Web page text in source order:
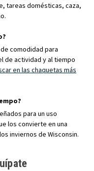
tareas domésticas, caza,
comodidad para
de actividad y al tiempo
en las chaquetas más
para un uso
los convierte en una
inviernos de Wisconsin.